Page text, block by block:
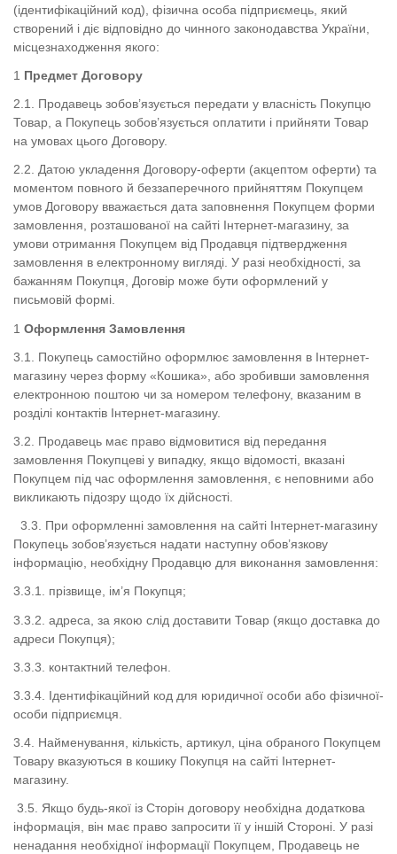
(ідентифікаційний код), фізична особа підприємець, який
створений і діє відповідно до чинного законодавства України,
місцезнаходження якого:
Предмет Договору
2.1. Продавець зобов’язується передати у власність Покупцю
Товар, а Покупець зобов’язується оплатити і прийняти Товар
на умовах цього Договору.
2.2. Датою укладення Договору-оферти (акцептом оферти) та
моментом повного й беззаперечного прийняттям Покупцем
умов Договору вважається дата заповнення Покупцем форми
замовлення, розташованої на сайті Інтернет-магазину, за
умови отримання Покупцем від Продавця підтвердження
замовлення в електронному вигляді. У разі необхідності, за
бажанням Покупця, Договір може бути оформлений у
письмовій формі.
Оформлення Замовлення
3.1. Покупець самостійно оформлює замовлення в Інтернет-
магазину через форму «Кошика», або зробивши замовлення
електронною поштою чи за номером телефону, вказаним в
розділі контактів Інтернет-магазину.
3.2. Продавець має право відмовитися від передання
замовлення Покупцеві у випадку, якщо відомості, вказані
Покупцем під час оформлення замовлення, є неповними або
викликають підозру щодо їх дійсності.
3.3. При оформленні замовлення на сайті Інтернет-магазину
Покупець зобов’язується надати наступну обов’язкову
інформацію, необхідну Продавцю для виконання замовлення:
3.3.1. прізвище, ім’я Покупця;
3.3.2. адреса, за якою слід доставити Товар (якщо доставка до
адреси Покупця);
3.3.3. контактний телефон.
3.3.4. Ідентифікаційний код для юридичної особи або фізичної-
особи підприємця.
3.4. Найменування, кількість, артикул, ціна обраного Покупцем
Товару вказуються в кошику Покупця на сайті Інтернет-
магазину.
3.5. Якщо будь-якої із Сторін договору необхідна додаткова
інформація, він має право запросити її у іншій Стороні. У разі
ненадання необхідної інформації Покупцем, Продавець не